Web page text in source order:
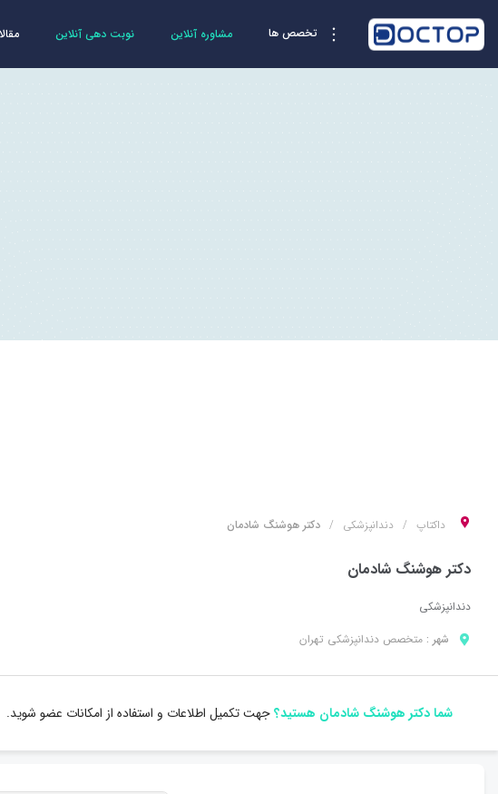
تخصص ها مشاوره آنلاین نوبت دهی آنلاین
داکتاپ دندانپزشکی دکتر هوشنگ شادمان
دکتر هوشنگ شادمان
دندانپزشکی
شهر : متخصص دندانپزشکی تهران
شما دکتر هوشنگ شادمان هستید؟جهت تکمیل اطلاعات و استفاده از امکانات عضو شوید.